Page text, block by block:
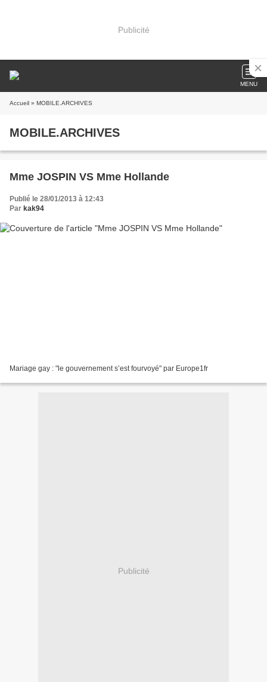
Publicité
MENU
Accueil » MOBILE.ARCHIVES
MOBILE.ARCHIVES
Mme JOSPIN VS Mme Hollande
Publié le 28/01/2013 à 12:43
Par kak94
Mariage gay : "le gouvernement s’est fourvoyé" par Europe1fr
Publicité